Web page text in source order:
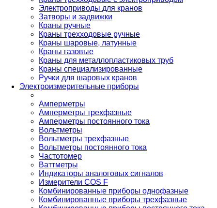
Электроприводы для кранов
Затворы и задвижки
Краны ручные
Краны трехходовые ручные
Краны шаровые, латунные
Краны газовые
Краны для металлопластиковых труб
Краны специализированные
Ручки для шаровых кранов
Электроизмерительные приборы
Амперметры
Амперметры трехфазные
Амперметры постоянного тока
Вольтметры
Вольтметры трехфазные
Вольтметры постоянного тока
Частотомер
Ваттметры
Индикаторы аналоговых сигналов
Измерители COS F
Комбинированные приборы однофазные
Комбинированные приборы трехфазные